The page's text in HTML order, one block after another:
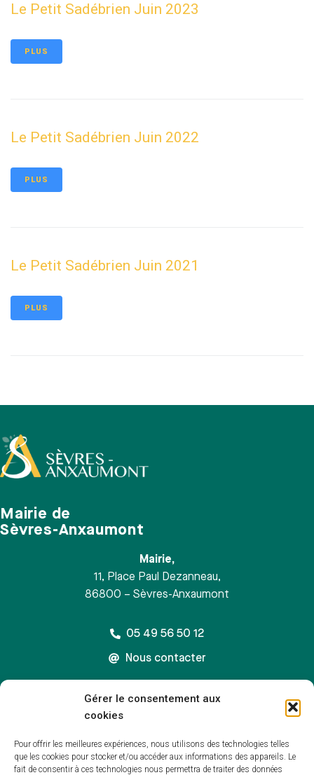
Gérer le consentement aux
cookies
Pour offrir les meilleures expériences, nous utilisons des technologies telles
que les cookies pour stocker et/ou accéder aux informations des appareils. Le
fait de consentir à ces technologies nous permettra de traiter des données
Le Petit Sadébrien Juin 2023
PLUS
Le Petit Sadébrien Juin 2022
PLUS
Le Petit Sadébrien Juin 2021
PLUS
Mairie de
Sèvres-Anxaumont
Mairie,
11, Place Paul Dezanneau,
86800 – Sèvres-Anxaumont
05 49 56 50 12
Nous contacter
Horaires d’ouverture
Lundi, mardi et vendredi :
8h30 – 12h / 13h30 – 17h30